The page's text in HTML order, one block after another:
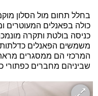
בחלל תחום מול הסלון
כולה בפאנלים המעוטרים
כניסה בולטת ותקרה
משמשים הפאנלים כדלתות
המרכזי הם ממסגרים
שביניהם מחברים כפתורי